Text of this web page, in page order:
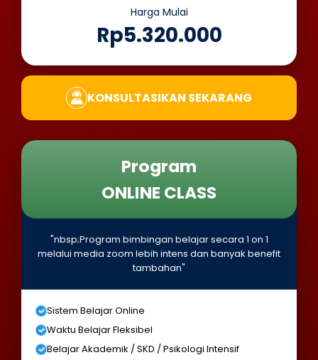
Harga Mulai
Rp5.320.000
KONSULTASIKAN SEKARANG
Program
ONLINE CLASS
"nbsp;Program bimbingan belajar secara 1 on 1
melalui media zoom lebih intens dan banyak benefit
tambahan"
Sistem Belajar Online
Waktu Belajar Fleksibel
Belajar Akademik / SKD / Psikologi Intensif